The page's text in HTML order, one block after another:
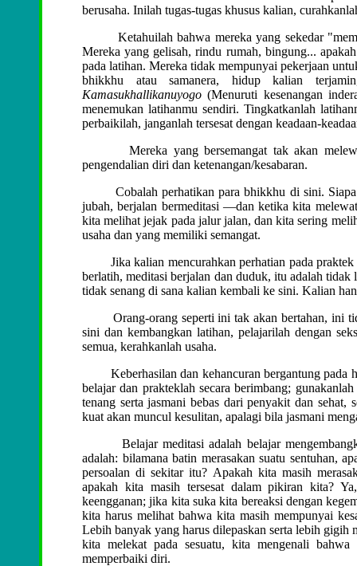
berusaha. Inilah tugas-tugas khusus kalian,
Ketahuilah bahwa mereka yang sekedar
Mereka yang gelisah, rindu rumah, bingung...
pada latihan. Mereka tidak mempunyai pekerjaan
bhikkhu atau samanera, hidup kalian
Kamasukhallikanuyogo(Menuruti kesenangan
menemukan latihanmu sendiri. Tingkatkanlah
perbaikilah, janganlah tersesat dengan keadaan-
Mereka yang bersemangat tak akan
pengendalian diri dan ketenangan/kesabaran.
Cobalah perhatikan para bhikkhu di sini. Siapa
jubah, berjalan bermeditasi —dan ketika kita
kita melihat jejak pada jalur jalan, dan kita sering
usaha dan yang memiliki semangat.
Jika kalian mencurahkan perhatian pada praktek
berlatih, meditasi berjalan dan duduk, itu adalah
tidak senang di sana kalian kembali ke sini. Kalian
Orang-orang seperti ini tak akan bertahan, ini
sini dan kembangkan latihan, pelajarilah dengan
semua, kerahkanlah usaha.
Keberhasilan dan kehancuran bergantung pada
belajar dan prakteklah secara berimbang;
tenang serta jasmani bebas dari penyakit dan
kuat akan muncul kesulitan, apalagi bila jasmani
Belajar meditasi adalah belajar
adalah: bilamana batin merasakan suatu sentuhan,
persoalan di sekitar itu? Apakah kita masih
apakah kita masih tersesat dalam pikiran kita?
keengganan; jika kita suka kita bereaksi dengan
kita harus melihat bahwa kita masih mempunyai
Lebih banyak yang harus dilepaskan serta lebih gigih
kita melekat pada sesuatu, kita mengenali
memperbaiki diri.